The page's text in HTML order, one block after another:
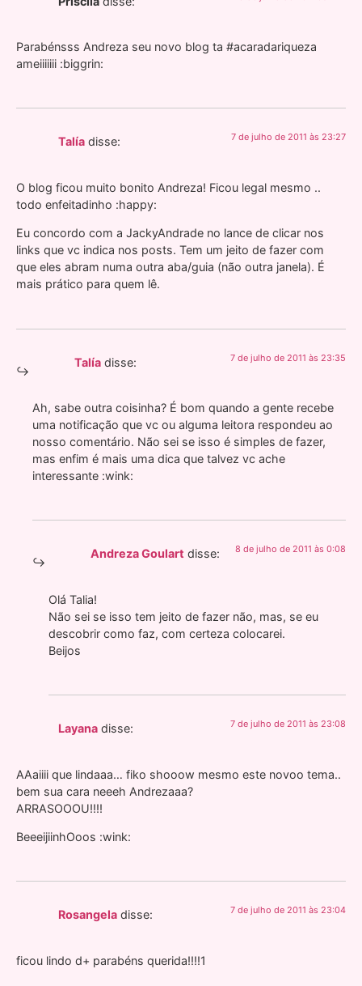
Parabénsss Andreza seu novo blog ta #acaradariqueza
ameiiiiiii :biggrin:
Talía disse: 7 de julho de 2011 às 23:27
O blog ficou muito bonito Andreza! Ficou legal mesmo ..
todo enfeitadinho :happy:
Eu concordo com a JackyAndrade no lance de clicar nos
links que vc indica nos posts. Tem um jeito de fazer com
que eles abram numa outra aba/guia (não outra janela). É
mais prático para quem lê.
Talía disse: 7 de julho de 2011 às 23:35
Ah, sabe outra coisinha? É bom quando a gente recebe
uma notificação que vc ou alguma leitora respondeu ao
nosso comentário. Não sei se isso é simples de fazer,
mas enfim é mais uma dica que talvez vc ache
interessante :wink:
Andreza Goulart disse: 8 de julho de 2011 às 0:08
Olá Talia!
Não sei se isso tem jeito de fazer não, mas, se eu
descobrir como faz, com certeza colocarei.
Beijos
Layana disse: 7 de julho de 2011 às 23:08
AAaiiii que lindaaa… fiko shooow mesmo este novoo tema..
bem sua cara neeeh Andrezaaa?
ARRASOOOU!!!!
BeeeijiinhOoos :wink:
Rosangela disse: 7 de julho de 2011 às 23:04
ficou lindo d+ parabéns querida!!!!1